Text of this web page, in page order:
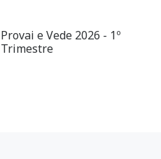
Provai e Vede 2026 - 1º
Trimestre